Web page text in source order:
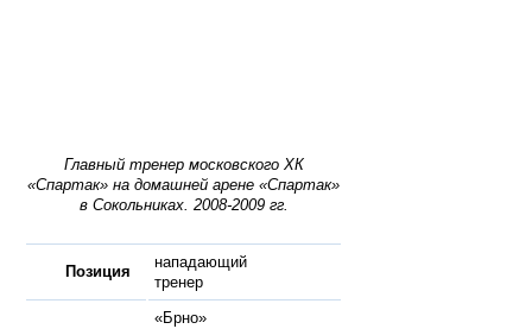
Главный тренер московского ХК
«Спартак» на домашней арене «Спартак»
в Сокольниках. 2008-2009 гг.
Позиция
нападающий
тренер
«Брно»